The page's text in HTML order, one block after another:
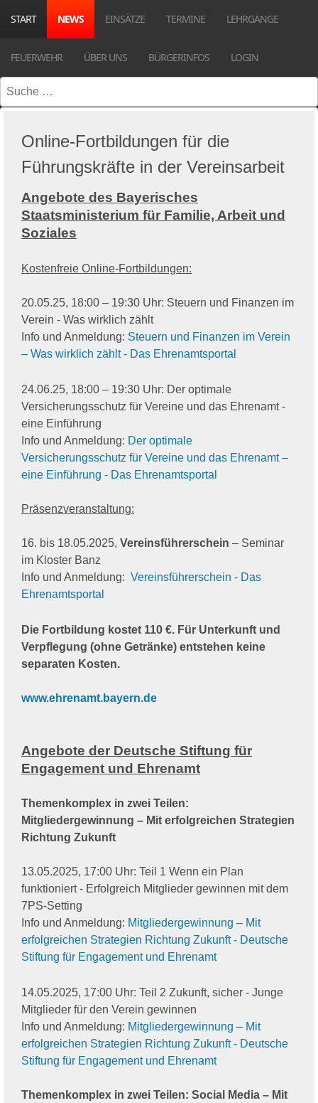
START NEWS EINSÄTZE TERMINE LEHRGÄNGE
FEUERWEHR ÜBER UNS BÜRGERINFOS LOGIN
Suchen
Online-Fortbildungen für die
Führungskräfte in der Vereinsarbeit
Angebote des Bayerisches
Staatsministerium für Familie, Arbeit und
Soziales
Kostenfreie Online-Fortbildungen:
20.05.25, 18:00 – 19:30 Uhr: Steuern und Finanzen im
Verein - Was wirklich zählt
Info und Anmeldung: Steuern und Finanzen im Verein
– Was wirklich zählt - Das Ehrenamtsportal
24.06.25, 18:00 – 19:30 Uhr: Der optimale
Versicherungsschutz für Vereine und das Ehrenamt -
eine Einführung
Info und Anmeldung: Der optimale
Versicherungsschutz für Vereine und das Ehrenamt –
eine Einführung - Das Ehrenamtsportal
Präsenzveranstaltung:
16. bis 18.05.2025, Vereinsführerschein – Seminar
im Kloster Banz
Info und Anmeldung: Vereinsführerschein - Das
Ehrenamtsportal
Die Fortbildung kostet 110 €. Für Unterkunft und
Verpflegung (ohne Getränke) entstehen keine
separaten Kosten.
www.ehrenamt.bayern.de
Angebote der Deutsche Stiftung für
Engagement und Ehrenamt
Themenkomplex in zwei Teilen:
Mitgliedergewinnung – Mit erfolgreichen Strategien
Richtung Zukunft
13.05.2025, 17:00 Uhr: Teil 1 Wenn ein Plan
funktioniert - Erfolgreich Mitglieder gewinnen mit dem
7PS-Setting
Info und Anmeldung: Mitgliedergewinnung – Mit
erfolgreichen Strategien Richtung Zukunft - Deutsche
Stiftung für Engagement und Ehrenamt
14.05.2025, 17:00 Uhr: Teil 2 Zukunft, sicher - Junge
Mitglieder für den Verein gewinnen
Info und Anmeldung: Mitgliedergewinnung – Mit
erfolgreichen Strategien Richtung Zukunft - Deutsche
Stiftung für Engagement und Ehrenamt
Themenkomplex in zwei Teilen: Social Media – Mit